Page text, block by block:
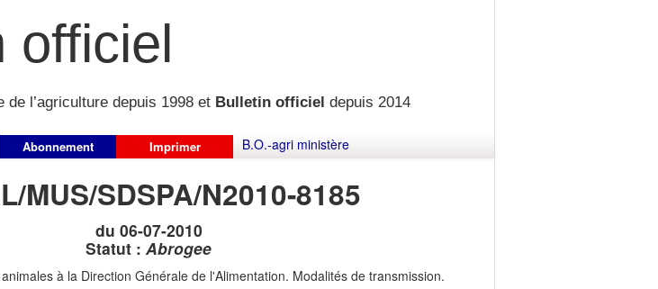
officiel
de l’agriculture depuis 1998 et Bulletin officiel depuis 2014
Abonnement Imprimer B.O.-agri ministère
MUS/SDSPA/N2010-8185
du 06-07-2010
Statut : Abrogee
à la Direction Générale de l'Alimentation. Modalités de transmission.